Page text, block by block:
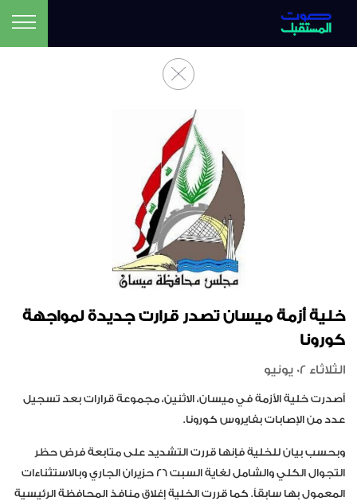
خلية أزمة ميسان تصدر قرارت جديدة لمواجهة
كورونا
الثلاثاء 02 يونيو
أصدرت خلية الأزمة في ميسان، الاثنين، مجموعة قرارات بعد تسجيل
عدد من الإصابات بفايروس كورونا.
وبحسب بيان للخلية فإنها قررت التشديد على متابعة فرض حظر
التجوال الكلي والشامل لغاية السبت 26 حزيران الجاري وبالاستثناءات
المعمول بها سابقاً. كما قررت الخلية إغلاق منافذ المحافظة الرئيسية